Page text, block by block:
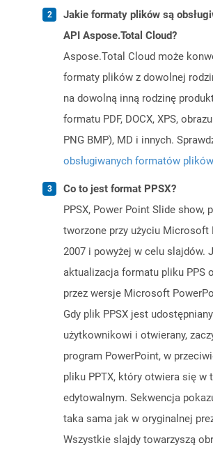
Jakie formaty plików są
API Aspose.Total Cloud?
Aspose.Total Cloud może
formaty plików z dowolnej
na dowolną inną rodzinę
formatu PDF, DOCX, XPS,
PNG BMP), MD i innych.
obsługiwanych formatów plików
Co to jest format PPSX?
PPSX, Power Point Slide show,
tworzone przy użyciu Microsoft
2007 i powyżej w celu slajdów.
aktualizacja formatu pliku PPS
przez wersje Microsoft
Gdy plik PPSX jest
użytkownikowi i otwierany,
program PowerPoint, w
pliku PPTX, który otwiera się w
edytowalnym. Sekwencja
taka sama jak w oryginalnej
Wszystkie slajdy towarzyszą